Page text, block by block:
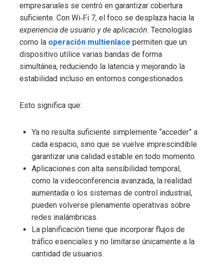
empresariales se centró en garantizar cobertura
suficiente. Con Wi‑Fi 7, el foco se desplaza hacia la
experiencia de usuario y de aplicación. Tecnologías
como la operación multienlace permiten que un
dispositivo utilice varias bandas de forma
simultánea, reduciendo la latencia y mejorando la
estabilidad incluso en entornos congestionados.
Esto significa que:
Ya no resulta suficiente simplemente “acceder” a
cada espacio, sino que se vuelve imprescindible
garantizar una calidad estable en todo momento.
Aplicaciones con alta sensibilidad temporal,
como la videoconferencia avanzada, la realidad
aumentada o los sistemas de control industrial,
pueden volverse plenamente operativas sobre
redes inalámbricas.
La planificación tiene que incorporar flujos de
tráfico esenciales y no limitarse únicamente a la
cantidad de usuarios.